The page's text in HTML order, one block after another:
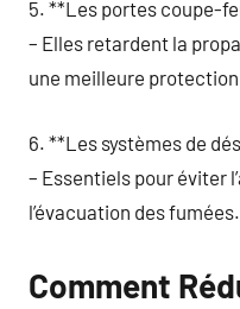
5. **Les portes coupe-
– Elles retardent la
une meilleure
6. **Les systèmes de
– Essentiels pour éviter
l’évacuation des fumées.
Comment